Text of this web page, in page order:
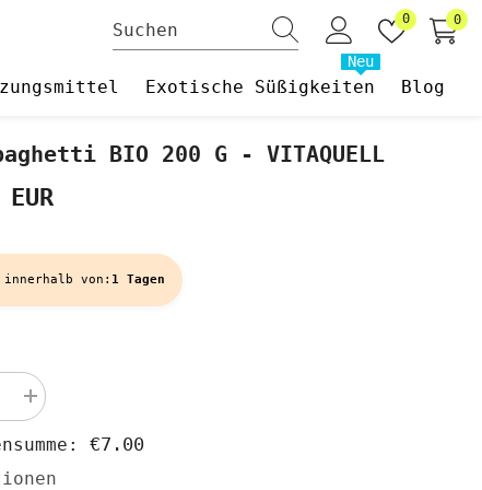
0 0
0
Exotische Süßigkeiten
Neu
Blog
BIO 200 G - VITAQUELL
innerhalb von: 1 Tagen
Menge
erhöhen
Sojaspaghetti
200
€7.00